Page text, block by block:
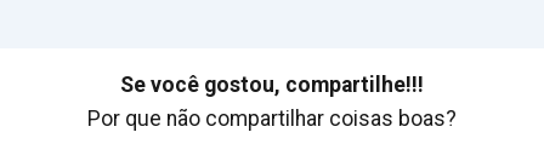
Se você gostou, compartilhe!!!
Por que não compartilhar coisas boas?